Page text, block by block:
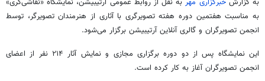
به گزارشخبرگزاری مهربه نقل از روابط عمومی آرتیبیشن، نمایشگاه «نقاشی‌گری»
به مناسبت هفتمین دوره هفته تصویرگری با آثاری از هنرمندان تصویرگر، توسط
انجمن تصویرگران و گالری آنلاین آرتیبیشن برگزار می‌شود.
این نمایشگاه پس از دو دوره برگزاری مجازی و نمایش آثار۲۱۴
نفر از اعضای
انجمن تصویرگران آغاز به کار کرده است.